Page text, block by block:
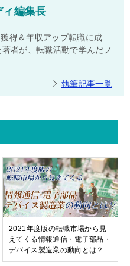
ィ編集長
得＆年収アップ転職に成
者が、転職活動で学んだノ
執筆記事一覧
2021年度版の転職市場から見
えてくる情報通信・電子部品・
デバイス製造業の動向とは？